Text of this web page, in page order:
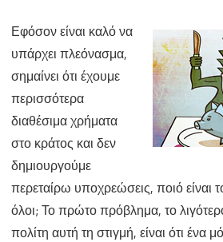
Εφόσον είναι καλό να
υπάρχει πλεόνασμα,
σημαίνει ότι έχουμε
περισσότερα
διαθέσιμα χρήματα
στο κράτος και δεν
δημιουργούμε
περεταίρω υποχρεώσεις, ποιό είναι
όλοι; Το πρώτο πρόβλημα, το
πολίτη αυτή τη στιγμή, είναι ότι ένα